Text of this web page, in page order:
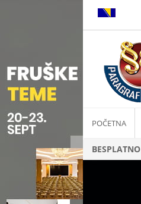
POČETNA
BESPLATNO